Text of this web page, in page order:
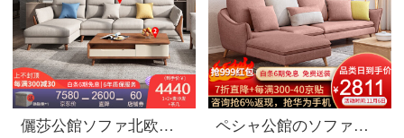
儷莎公館ソファ北欧ソファ布芸実木ソファセット現代簡単客間セット小戸型回転ソファー逸品家具1+2+貴妃+機能茶何かの優れた通気性があります。コットンを分解して洗うことができます。
ペシャ公館のソファー北欧のソファーの実木のソファーinsネットの赤いソファーの現代簡単な布芸のソファーの組み合わせの客間の家具の1+2+貴妃の位の紅の粉(オーダーメイドの色)をプラスして厚い綿麻+白ろうの木